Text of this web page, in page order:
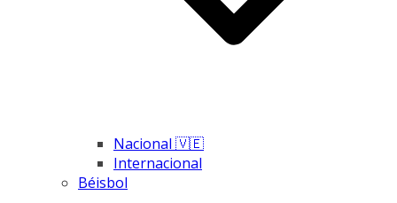
Nacional 🇻🇪
Internacional
Béisbol